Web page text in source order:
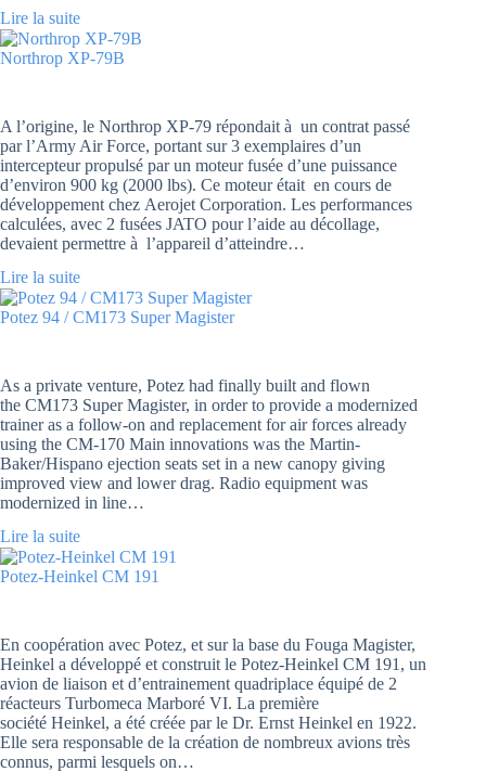
Lire la suite
Northrop XP-79B
A l’origine, le Northrop XP-79 répondait à un contrat passé
par l’Army Air Force, portant sur 3 exemplaires d’un
intercepteur propulsé par un moteur fusée d’une puissance
d’environ 900 kg (2000 lbs). Ce moteur était en cours de
développement chez Aerojet Corporation. Les performances
calculées, avec 2 fusées JATO pour l’aide au décollage,
devaient permettre à l’appareil d’atteindre…
Lire la suite
Potez 94 / CM173 Super Magister
As a private venture, Potez had finally built and flown
the CM173 Super Magister, in order to provide a modernized
trainer as a follow-on and replacement for air forces already
using the CM-170 Main innovations was the Martin-
Baker/Hispano ejection seats set in a new canopy giving
improved view and lower drag. Radio equipment was
modernized in line…
Lire la suite
Potez-Heinkel CM 191
En coopération avec Potez, et sur la base du Fouga Magister,
Heinkel a développé et construit le Potez-Heinkel CM 191, un
avion de liaison et d’entrainement quadriplace équipé de 2
réacteurs Turbomeca Marboré VI. La première
société Heinkel, a été créée par le Dr. Ernst Heinkel en 1922.
Elle sera responsable de la création de nombreux avions très
connus, parmi lesquels on…